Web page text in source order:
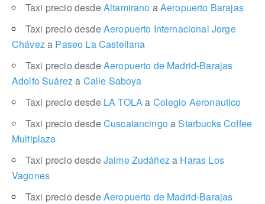
Taxi precio desdeAltamirano aAeropuerto Barajas
Taxi precio desdeAeropuerto Internacional Jorge
Cháveza Paseo La Castellana
Taxi precio desdeAeropuerto de Madrid-Barajas
Adolfo Suáreza Calle Saboya
Taxi precio desde LA TOLAa Colegio Aeronautico
Taxi precio desdeCuscatancingoaStarbucks Coffee
Multiplaza
Taxi precio desdeJaime Zudáñeza Haras Los
Vagones
Taxi precio desdeAeropuerto de Madrid-Barajas